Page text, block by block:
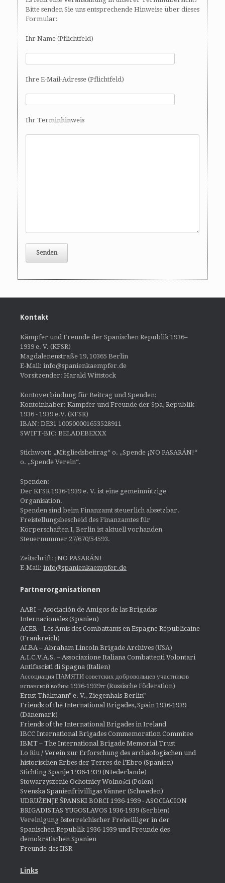
Bitte senden Sie uns entsprechende Hinweise über dieses
Formular:
Ihr Name (Pflichtfeld)
Ihre E-Mail-Adresse (Pflichtfeld)
Ihr Terminhinweis
Kontakt
Kämpfer und Freunde der Spanischen Republik 1936–
1939 e. V. (KFSR)
Magdalenenstraße 19, 10365 Berlin
E-Mail: info@spanienkaempfer.de
Vorsitzender: Harald Wittstock
Kontoverbindung für Beitrag und Spenden:
Kontoinhaber: Kämpfer und Freunde der Spa, Republik
1936 - 1939 e.V. (KFSR)
IBAN: DE31 100500001653528911
SWIFT-BIC: BELADEBEXXX
Stichwort: „Mitgliedsbeitrag“ o. „Spende ¡NO PASARÁN!“
o. „Spende Verein“.
Spenden:
Der KFSR 1936-1939 e. V. ist eine gemeinnützige
Organisation.
Spenden sind beim Finanzamt steuerlich absetzbar.
Freistellungsbescheid des Finanzamtes für
Körperschaften I, Berlin ist aktuell vorhanden
Steuernummer 27/670/54593.
Zeitschrift: ¡NO PASARÁN!
E-Mail: info@spanienkaempfer.de
Partnerorganisationen
AABI – Asociación de Amigos de las Brigadas
Internacionales (Spanien)
ACER – Les Amis des Combattants en Espagne Républicaine
(Frankreich)
ALBA – Abraham Lincoln Brigade Archives (USA)
A.I.C.V.A.S. – Associazione Italiana Combattenti Volontari
Antifascisti di Spagna (Italien)
Ассоциация ПАМЯТИ советских добровольцев участников
испанской войны 1936-1939гг (Russische Föderation)
Ernst Thälmann" e. V., Ziegenhals-Berlin"
Friends of the International Brigades, Spain 1936-1939
(Dänemark)
Friends of the International Brigades in Ireland
IBCC International Brigades Commemoration Commitee
IBMT – The International Brigade Memorial Trust
Lo Riu / Verein zur Erforschung des archäologischen und
historischen Erbes der Terres de l'Ebro (Spanien)
Stichting Spanje 1936-1939 (NIederlande)
Stowarzyszenie Ochotnicy Wolności (Polen)
Svenska Spanienfrivilligas Vänner (Schweden)
UDRUŽENJE ŠPANSKI BORCI 1936-1939 - ASOCIACION
BRIGADISTAS YUGOSLAVOS 1936-1939 (Serbien)
Vereinigung österreichischer Freiwilliger in der
Spanischen Republik 1936-1939 und Freunde des
demokratischen Spanien
Freunde des IISR
Links